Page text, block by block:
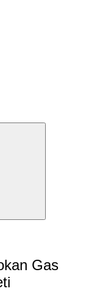
Gas